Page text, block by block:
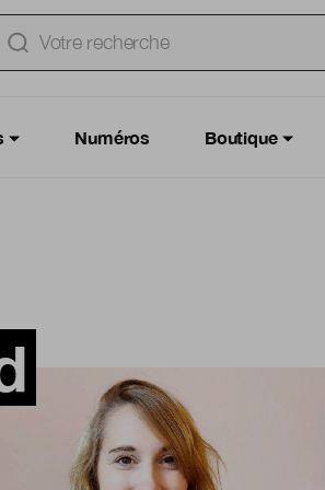
Numéros Boutique